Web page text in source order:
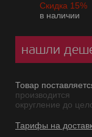
Скидка 15%
в наличии
нашли
Товар
производится
округление до
Тарифы на